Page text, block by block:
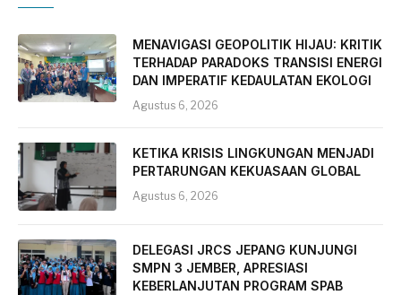
MENAVIGASI GEOPOLITIK HIJAU: KRITIK
TERHADAP PARADOKS TRANSISI ENERGI
DAN IMPERATIF KEDAULATAN EKOLOGI
Agustus 6, 2026
KETIKA KRISIS LINGKUNGAN MENJADI
PERTARUNGAN KEKUASAAN GLOBAL
Agustus 6, 2026
DELEGASI JRCS JEPANG KUNJUNGI
SMPN 3 JEMBER, APRESIASI
KEBERLANJUTAN PROGRAM SPAB